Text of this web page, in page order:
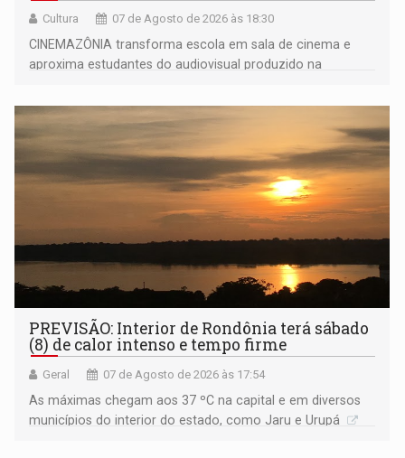
Cultura 07 de Agosto de 2026 às 18:30
CINEMAZÔNIA transforma escola em sala de cinema e
aproxima estudantes do audiovisual produzido na
PREVISÃO: Interior de Rondônia terá sábado
(8) de calor intenso e tempo firme
Geral 07 de Agosto de 2026 às 17:54
As máximas chegam aos 37 ºC na capital e em diversos
municípios do interior do estado, como Jaru e Urupá